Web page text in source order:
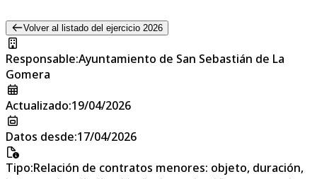
Volver al listado del ejercicio 2026
Responsable:Ayuntamiento de San Sebastián de La
Gomera
Actualizado:19/04/2026
Datos desde:17/04/2026
Tipo:Relación de contratos menores: objeto, duración,